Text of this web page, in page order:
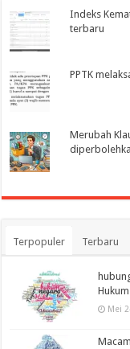
Indeks
terbaru
PPTK
Merubah
Terpopuler Terbaru
Mei